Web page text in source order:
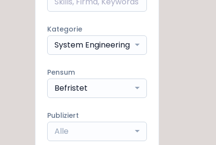
Kategorie
System Engineering
Pensum
Befristet
Publiziert
Alle